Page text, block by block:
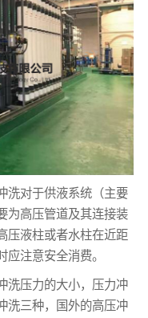
洗对于供液系统（主要
为高压管道及其连接装
压液柱或者水柱在近距
注意安全消费。
洗压力的大小，压力冲
洗三种，国外的高压冲